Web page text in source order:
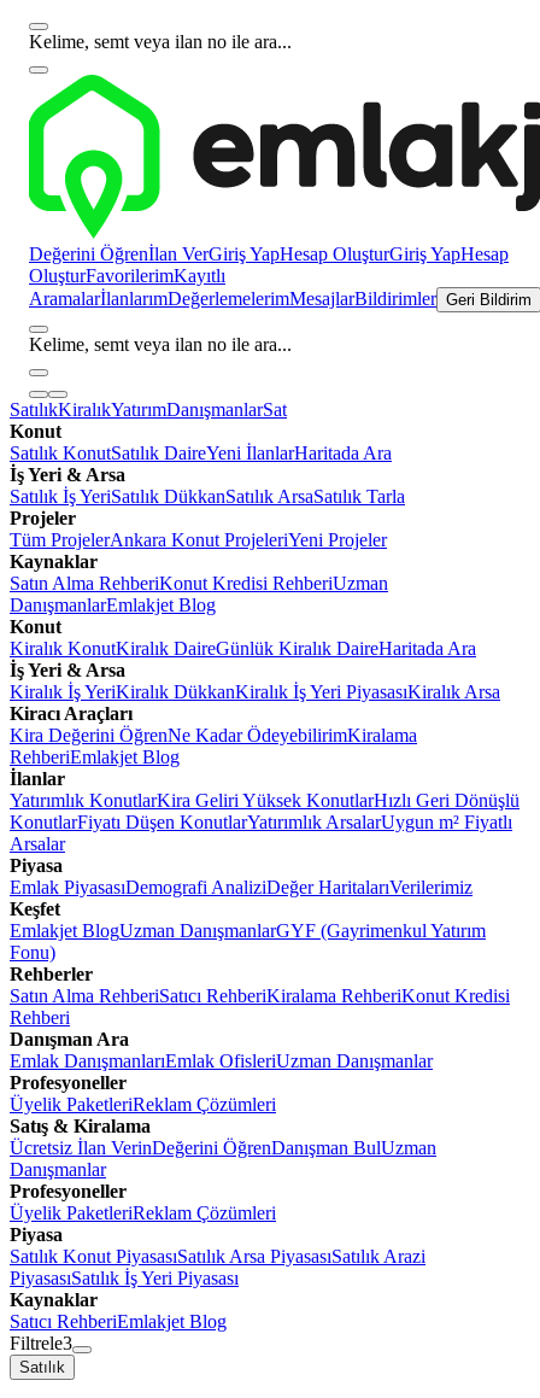
Kelime, semt veya ilan no ile ara...
Değerini Öğrenİlan VerGiriş YapHesap OluşturGiriş YapHesap
OluşturFavorilerimKayıtlı
AramalarİlanlarımDeğerlemelerimMesajlarBildirimler Geri Bildirim
Kelime, semt veya ilan no ile ara...
SatılıkKiralıkYatırımDanışmanlarSat
Konut
Satılık KonutSatılık DaireYeni İlanlarHaritada Ara
İş Yeri & Arsa
Satılık İş YeriSatılık DükkanSatılık ArsaSatılık Tarla
Projeler
Tüm ProjelerAnkara Konut ProjeleriYeni Projeler
Kaynaklar
Satın Alma RehberiKonut Kredisi RehberiUzman
DanışmanlarEmlakjet Blog
Konut
Kiralık KonutKiralık DaireGünlük Kiralık DaireHaritada Ara
İş Yeri & Arsa
Kiralık İş YeriKiralık DükkanKiralık İş Yeri PiyasasıKiralık Arsa
Kiracı Araçları
Kira Değerini ÖğrenNe Kadar ÖdeyebilirimKiralama
RehberiEmlakjet Blog
İlanlar
Yatırımlık KonutlarKira Geliri Yüksek KonutlarHızlı Geri Dönüşlü
KonutlarFiyatı Düşen KonutlarYatırımlık ArsalarUygun m² Fiyatlı
Arsalar
Piyasa
Emlak PiyasasıDemografi AnaliziDeğer HaritalarıVerilerimiz
Keşfet
Emlakjet BlogUzman DanışmanlarGYF (Gayrimenkul Yatırım
Fonu)
Rehberler
Satın Alma RehberiSatıcı RehberiKiralama RehberiKonut Kredisi
Rehberi
Danışman Ara
Emlak DanışmanlarıEmlak OfisleriUzman Danışmanlar
Profesyoneller
Üyelik PaketleriReklam Çözümleri
Satış & Kiralama
Ücretsiz İlan VerinDeğerini ÖğrenDanışman BulUzman
Danışmanlar
Profesyoneller
Üyelik PaketleriReklam Çözümleri
Piyasa
Satılık Konut PiyasasıSatılık Arsa PiyasasıSatılık Arazi
PiyasasıSatılık İş Yeri Piyasası
Kaynaklar
Satıcı RehberiEmlakjet Blog
Filtrele3
Satılık